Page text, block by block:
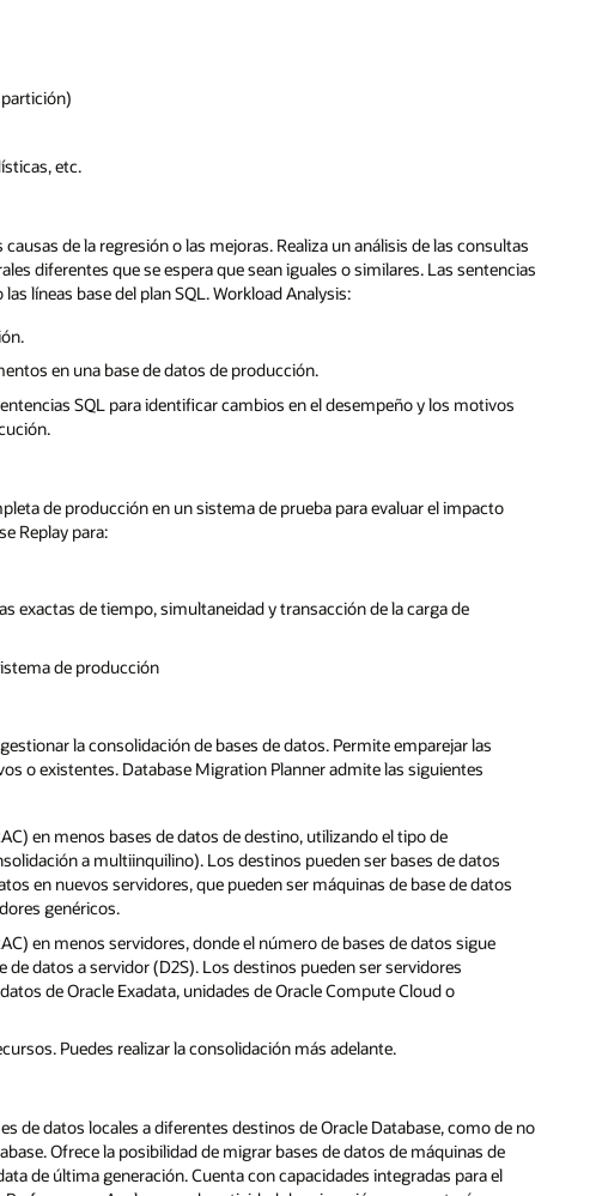
etc.
de la regresión o las mejoras. Realiza un análisis de las consultas
diferentes que se espera que sean iguales o similares. Las sentencias
líneas base del plan SQL. Workload Analysis:
en una base de datos de producción.
SQL para identificar cambios en el desempeño y los motivos
de producción en un sistema de prueba para evaluar el impacto
Replay para:
exactas de tiempo, simultaneidad y transacción de la carga de
de producción
la consolidación de bases de datos. Permite emparejar las
o existentes. Database Migration Planner admite las siguientes
en menos bases de datos de destino, utilizando el tipo de
a multiinquilino). Los destinos pueden ser bases de datos
en nuevos servidores, que pueden ser máquinas de base de datos
genéricos.
en menos servidores, donde el número de bases de datos sigue
datos a servidor (D2S). Los destinos pueden ser servidores
de Oracle Exadata, unidades de Oracle Compute Cloud o
Puedes realizar la consolidación más adelante.
de datos locales a diferentes destinos de Oracle Database, como de no
Ofrece la posibilidad de migrar bases de datos de máquinas de
de última generación. Cuenta con capacidades integradas para el